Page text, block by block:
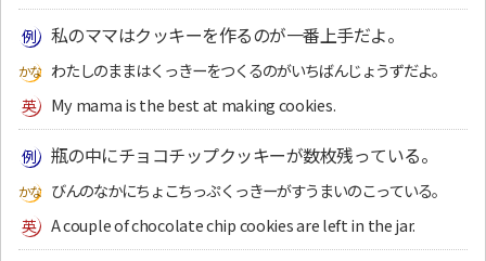
私のママはクッキーを作るのが一番上手だよ。
わたしのままはくっきーをつくるのがいちばんじょうずだよ。
My mama is the best at making cookies.
瓶の中にチョコチップクッキーが数枚残っている。
びんのなかにちょこちっぷくっきーがすうまいのこっている。
A couple of chocolate chip cookies are left in the jar.